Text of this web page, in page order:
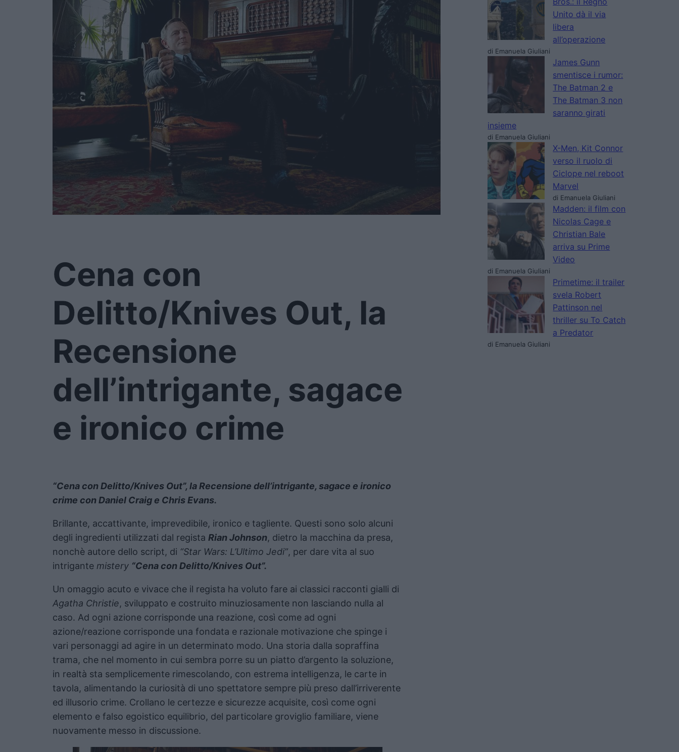
Cena con
Delitto/Knives Out, la
Recensione
dell’intrigante, sagace
e ironico crime
“Cena con Delitto/Knives Out”, la Recensione dell’intrigante, sagace e ironico
crime con Daniel Craig e Chris Evans.
Brillante, accattivante, imprevedibile, ironico e tagliente. Questi sono solo alcuni
degli ingredienti utilizzati dal regista Rian Johnson, dietro la macchina da presa,
nonchè autore dello script, di “Star Wars: L’Ultimo Jedi”, per dare vita al suo
intrigante mistery “Cena con Delitto/Knives Out”.
Un omaggio acuto e vivace che il regista ha voluto fare ai classici racconti gialli di
Agatha Christie, sviluppato e costruito minuziosamente non lasciando nulla al
caso. Ad ogni azione corrisponde una reazione, così come ad ogni
azione/reazione corrisponde una fondata e razionale motivazione che spinge i
vari personaggi ad agire in un determinato modo. Una storia dalla sopraffina
trama, che nel momento in cui sembra porre su un piatto d’argento la soluzione,
in realtà sta semplicemente rimescolando, con estrema intelligenza, le carte in
tavola, alimentando la curiosità di uno spettatore sempre più preso dall’irriverente
ed illusorio crime. Crollano le certezze e sicurezze acquisite, così come ogni
elemento e falso egoistico equilibrio, del particolare groviglio familiare, viene
nuovamente messo in discussione.
Unito dà il via
libera
all’operazione
di Emanuela Giuliani
James Gunn
smentisce i rumor:
The Batman 2 e
The Batman 3 non
saranno girati
insieme
di Emanuela Giuliani
X-Men, Kit Connor
verso il ruolo di
Ciclope nel reboot
Marvel
di Emanuela Giuliani
Madden: il film con
Nicolas Cage e
Christian Bale
arriva su Prime
Video
di Emanuela Giuliani
Primetime: il trailer
svela Robert
Pattinson nel
thriller su To Catch
a Predator
di Emanuela Giuliani